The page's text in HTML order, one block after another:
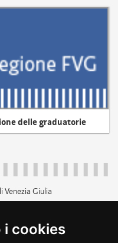
i cookies
delle graduatorie
Venezia Giulia
00526040324